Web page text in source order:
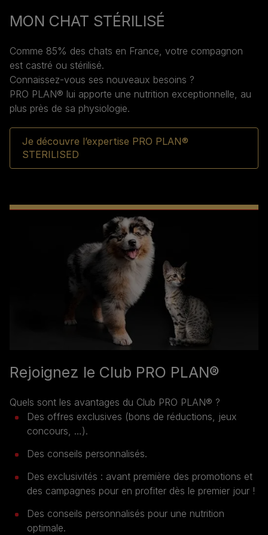
MON CHAT STÉRILISÉ
Comme 85% des chats en France, votre compagnon
est castré ou stérilisé.
Connaissez-vous ses nouveaux besoins ?
PRO PLAN® lui apporte une nutrition exceptionnelle, au
plus près de sa physiologie.
Je découvre l’expertise PRO PLAN®
STERILISED
Rejoignez le Club PRO PLAN®
Quels sont les avantages du Club PRO PLAN® ?
Des offres exclusives (bons de réductions, jeux
concours, …).
Des conseils personnalisés.
Des exclusivités : avant première des promotions et
des campagnes pour en profiter dès le premier jour !
Des conseils personnalisés pour une nutrition
optimale.